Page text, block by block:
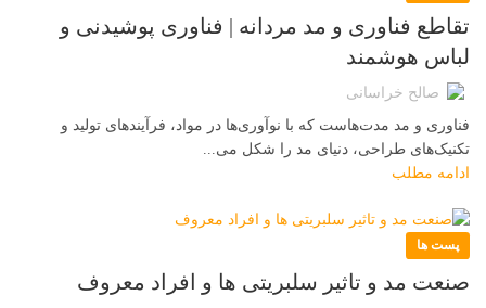
تقاطع فناوری و مد مردانه | فناوری پوشیدنی و
لباس هوشمند
صالح خراسانی
فناوری و مد مدت‌هاست که با نوآوری‌ها در مواد، فرآیندهای تولید و
تکنیک‌های طراحی، دنیای مد را شکل می‌...
ادامه مطلب
پست ها
صنعت مد و تاثیر سلبریتی ها و افراد معروف